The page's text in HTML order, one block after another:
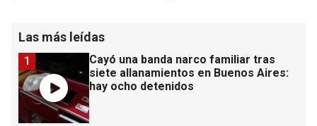
Las más leídas
Cayó una banda narco familiar tras
siete allanamientos en Buenos Aires:
hay ocho detenidos
1